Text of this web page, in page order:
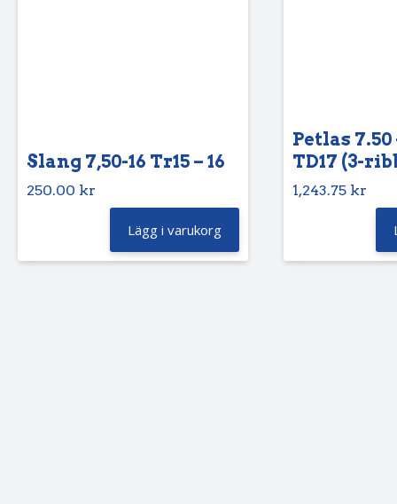
Slang 7,50-16 Tr15 – 16
250.00 kr
Lägg i varukorg
Petlas 7.50
TD17 (3-
1,243.75 kr